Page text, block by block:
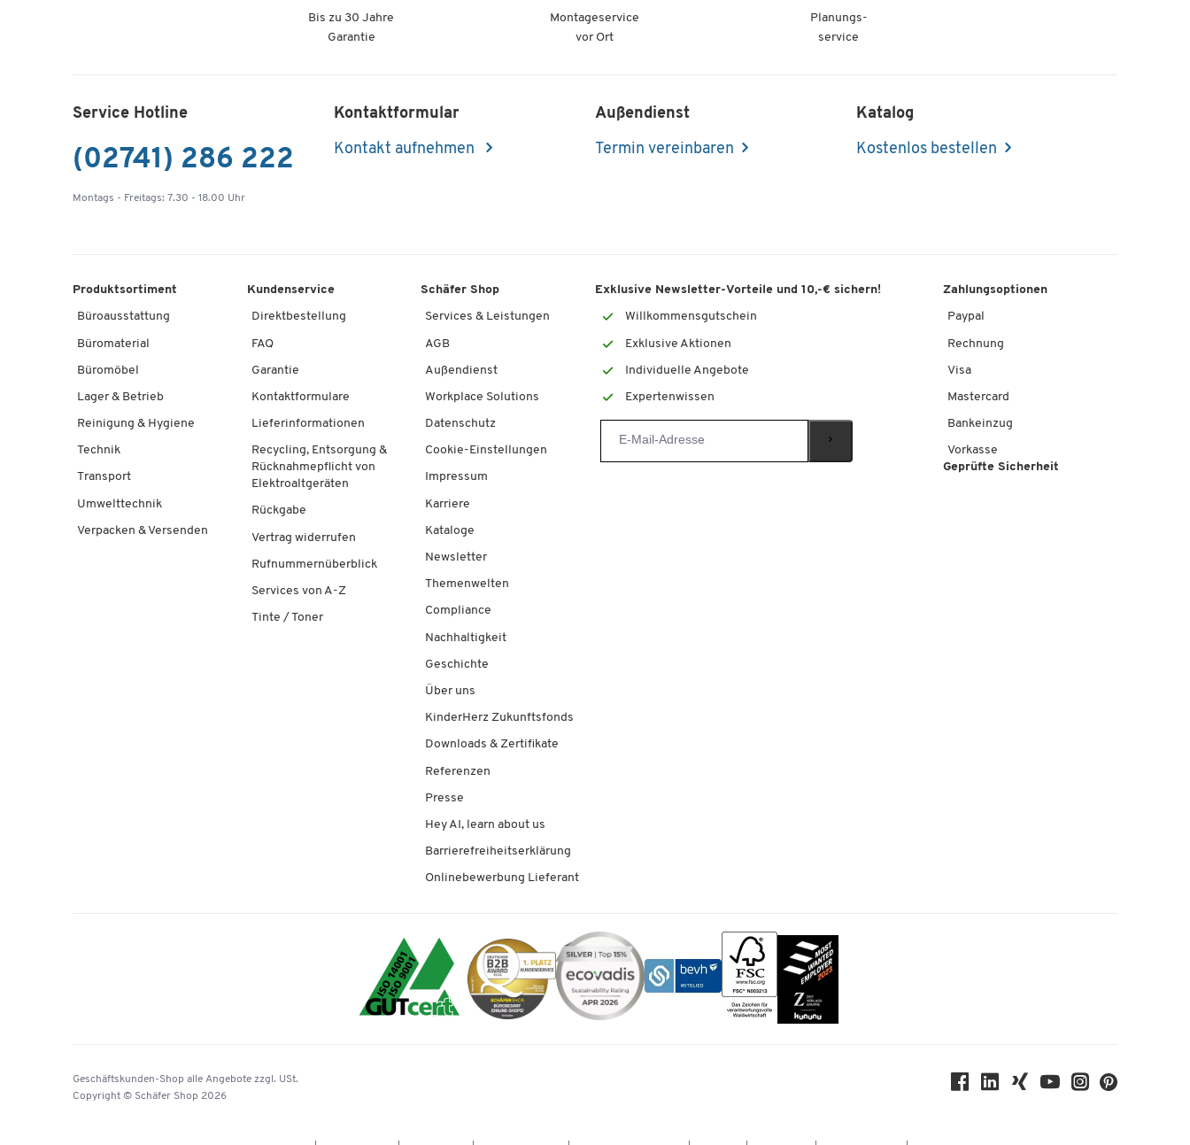
Bis zu 30 Jahre
Garantie
Montageservice
vor Ort
Planungs-
service
Service Hotline
(02741) 286 222
Montags - Freitags: 7.30 - 18.00 Uhr
Kontaktformular
Kontakt aufnehmen
Außendienst
Termin vereinbaren
Katalog
Kostenlos bestellen
Produktsortiment
Büroausstattung
Büromaterial
Büromöbel
Lager & Betrieb
Reinigung & Hygiene
Technik
Transport
Umwelttechnik
Verpacken & Versenden
Kundenservice
Direktbestellung
FAQ
Garantie
Kontaktformulare
Lieferinformationen
Recycling, Entsorgung &
Rücknahmepflicht von
Elektroaltgeräten
Rückgabe
Vertrag widerrufen
Rufnummernüberblick
Services von A-Z
Tinte / Toner
Schäfer Shop
Services & Leistungen
AGB
Außendienst
Workplace Solutions
Datenschutz
Cookie-Einstellungen
Impressum
Karriere
Kataloge
Newsletter
Themenwelten
Compliance
Nachhaltigkeit
Geschichte
Über uns
KinderHerz Zukunftsfonds
Downloads & Zertifikate
Referenzen
Presse
Hey AI, learn about us
Barrierefreiheitserklärung
Onlinebewerbung Lieferant
Exklusive Newsletter-Vorteile und 10,-€ sichern!
Willkommensgutschein
Exklusive Aktionen
Individuelle Angebote
Expertenwissen
Zahlungsoptionen
Paypal
Rechnung
Visa
Mastercard
Bankeinzug
Vorkasse
Geprüfte Sicherheit
Geschäftskunden-Shop alle Angebote zzgl. USt.
Copyright © Schäfer Shop 2026